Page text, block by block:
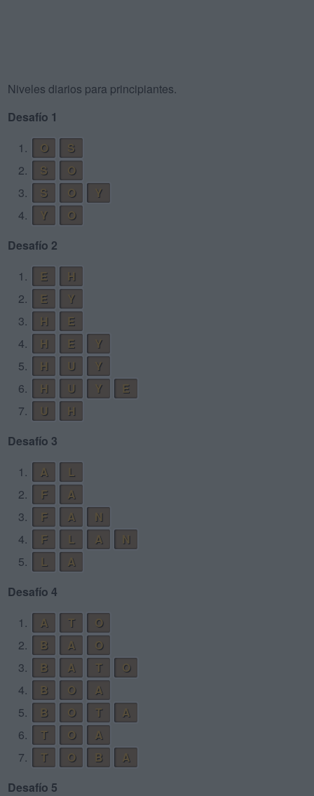
Niveles diarios para principiantes.
Desafío 1
1.
O
S
2.
S
O
3.
S O
Y
4.
Y
O
Desafío 2
1.
E
H
2.
E
Y
3.
H
E
4.
H E
Y
5.
H U
Y
6.
H U Y
E
7.
U
H
Desafío 3
1.
A
L
2.
F
A
3.
F A
N
4.
F L A
N
5.
L
A
Desafío 4
1.
A T
O
2.
B A
O
3.
B A T
O
4.
B O
A
5.
B O T
A
6.
T O
A
7.
T O B
A
Desafío 5